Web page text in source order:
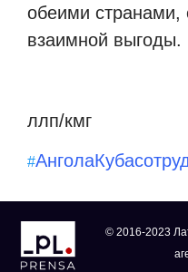
обеими странами,
взаимной выгоды.
ллп/кмг
#АнголаКуба
© 2016-2023